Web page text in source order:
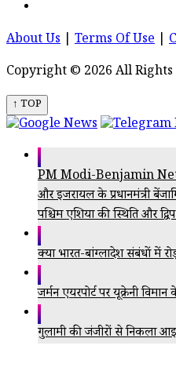
About Us Terms Of Use
Copyright © 2026 All Rights
↑ TOP
PM Modi-Benjamin
और इजरायल के प्रधानमंत्री
पश्चिम एशिया की स्थिति और
क्या भारत-बांग्लादेश संबंधों में
जर्मन एयरपोर्ट पर यूक्रेनी
गुलामी की जंजीरों से निकला